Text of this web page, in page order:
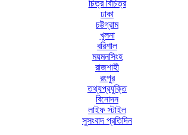
চিত্র বিচিত্র
ঢাকা
চট্টগ্রাম
খুলনা
বরিশাল
ময়মনসিংহ
রাজশাহী
রংপুর
তথ্যপ্রযুক্তি
বিনোদন
লাইফ স্টাইল
সুসংবাদ প্রতিদিন